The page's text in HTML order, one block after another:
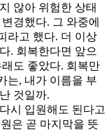
않아 위험한 상태
경했다. 그 와중에
라고 했다. 더 이상
. 회복한다면 앞으
도 좋았다. 회복만
는, 내가 이름을 부
것일까.
시 입원해도 된다고
은 곧 마지막을 뜻